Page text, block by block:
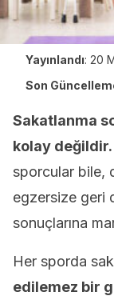
Yayınlandı: 20
Son
Sakatlanma
kolay değildir.
sporcular bile,
egzersize geri
sonuçlarına
Her sporda
edilemez bir